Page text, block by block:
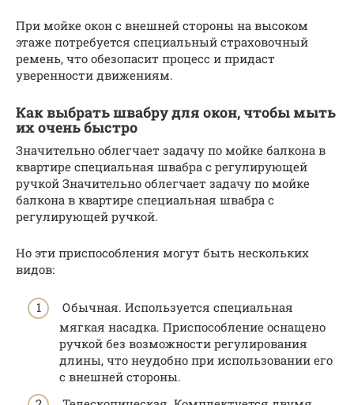
При мойке окон с внешней стороны на высоком
этаже потребуется специальный страховочный
ремень, что обезопасит процесс и придаст
уверенности движениям.
Как выбрать швабру для окон, чтобы мыть
их очень быстро
Значительно облегчает задачу по мойке балкона в
квартире специальная швабра с регулирующей
ручкой Значительно облегчает задачу по мойке
балкона в квартире специальная швабра с
регулирующей ручкой.
Но эти приспособления могут быть нескольких
видов:
Обычная. Используется специальная
мягкая насадка. Приспособление оснащено
ручкой без возможности регулирования
длины, что неудобно при использовании его
с внешней стороны.